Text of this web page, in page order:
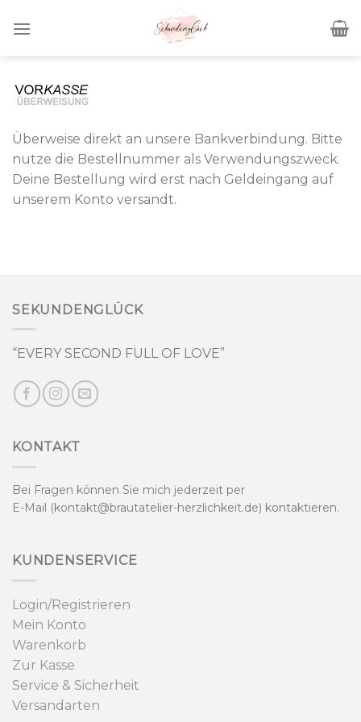
Überweise direkt an unsere Bankverbindung. Bitte
nutze die Bestellnummer als Verwendungszweck.
Deine Bestellung wird erst nach Geldeingang auf
unserem Konto versandt.
SEKUNDENGLÜCK
“EVERY SECOND FULL OF LOVE”
KONTAKT
Bei Fragen können Sie mich jederzeit per
E-Mail (kontakt@brautatelier-herzlichkeit.de) kontaktieren.
KUNDENSERVICE
Login/Registrieren
Mein Konto
Warenkorb
Zur Kasse
Service & Sicherheit
Versandarten